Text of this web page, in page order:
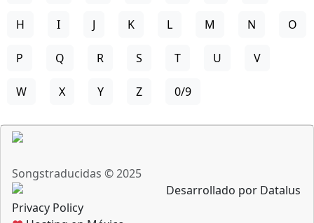
H I J K L M N O
P Q R S T U V
W X Y Z 0/9
Songstraducidas © 2025
Desarrollado por Datalus
Privacy Policy